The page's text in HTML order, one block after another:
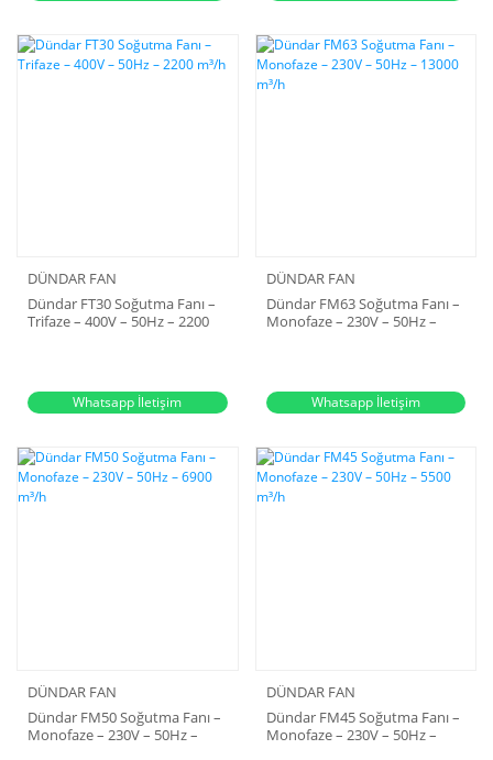
DÜNDAR FAN
Dündar FT30 Soğutma Fanı –
Trifaze – 400V – 50Hz – 2200
Whatsapp İletişim
DÜNDAR FAN
Dündar FM63 Soğutma Fanı –
Monofaze – 230V – 50Hz –
Whatsapp İletişim
DÜNDAR FAN
Dündar FM50 Soğutma Fanı –
Monofaze – 230V – 50Hz –
DÜNDAR FAN
Dündar FM45 Soğutma Fanı –
Monofaze – 230V – 50Hz –